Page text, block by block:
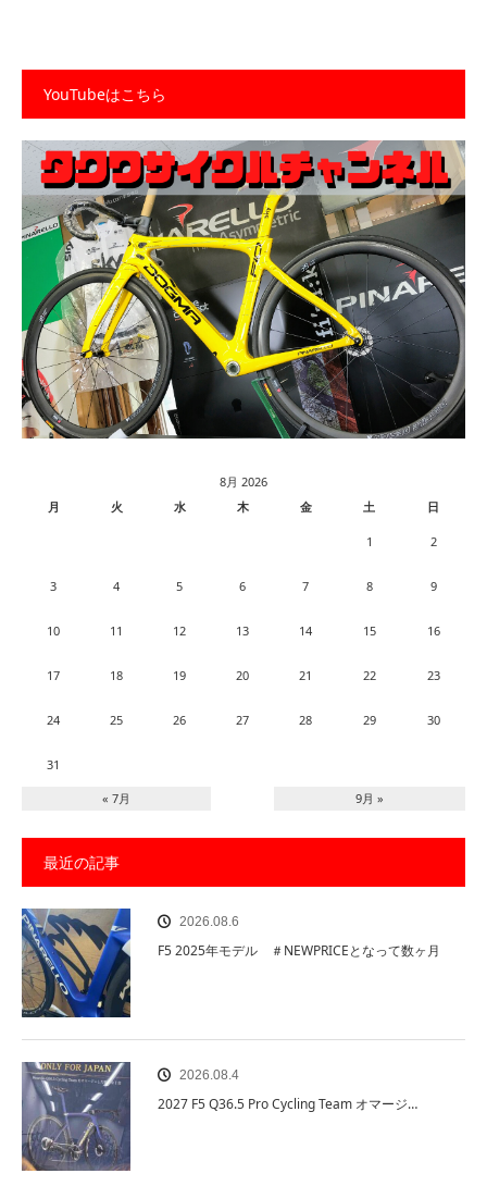
YouTubeはこちら
8月 2026
月
火 水 木 金 土 日
1 2
3 4 5 6 7 8 9
10 11 12 13 14 15 16
17 18 19 20 21 22 23
24 25 26 27 28 29 30
31
« 7月 9月 »
最近の記事
2026.08.6
F5 2025年モデル ＃NEWPRICEとなって数ヶ月
2026.08.4
2027 F5 Q36.5 Pro Cycling Team オマージ…